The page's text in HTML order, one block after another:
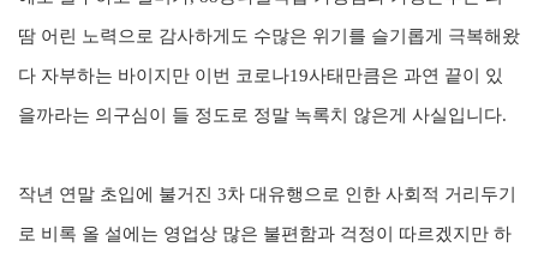
땀 어린 노력으로 감사하게도 수많은 위기를 슬기롭게 극복해왔
다 자부하는 바이지만 이번 코로나19사태만큼은 과연 끝이 있
을까라는 의구심이 들 정도로 정말 녹록치 않은게 사실입니다.
작년 연말 초입에 불거진 3차 대유행으로 인한 사회적 거리두기
로 비록 올 설에는 영업상 많은 불편함과 걱정이 따르겠지만 하